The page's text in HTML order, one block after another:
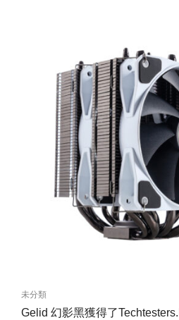
未分類
Gelid 幻影黑獲得了